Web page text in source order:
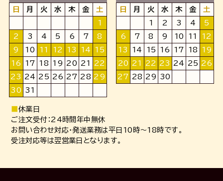
日 月 火 水 木 金
土
1
2
3 4 5 6 7
8
9
10 11 12 13 14
15
16
17 18 19 20 21
22
23 24 25 26 27 28 29
30 31
日 月 火 水 木 金
土
1
2 3 4
5
6
7 8 9 10 11
12
13
14 15 16 17 18
19
20 21 22 23 24 25 26
27 28 29 30
休業日
ご注文受付：24時間年中無休
お問い合わせ対応・発送業務は平日10時～18時です。
受注対応等は翌営業日となります。